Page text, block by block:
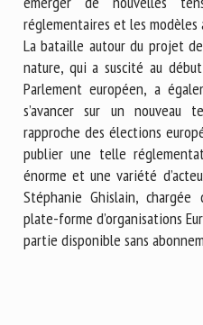
réglementaires et les modèles
La bataille autour du projet
nature, qui a suscité au
Parlement européen, a
s’avancer sur un
rapproche des élections
publier une telle
énorme et une variété
Stéphanie Ghislain, chargée
plate-forme d’organisations
partie disponible sans